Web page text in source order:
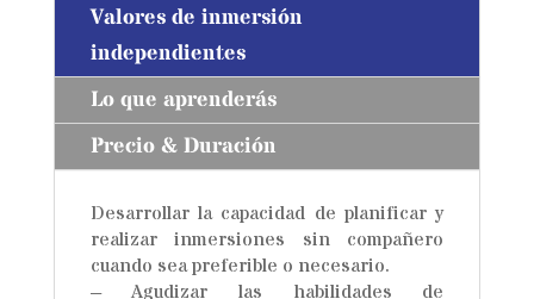
Valores de inmersión
independientes
Lo que aprenderás
Precio & Duración
Desarrollar la capacidad de planificar y
realizar inmersiones sin compañero
cuando sea preferible o necesario.
– Agudizar las habilidades de